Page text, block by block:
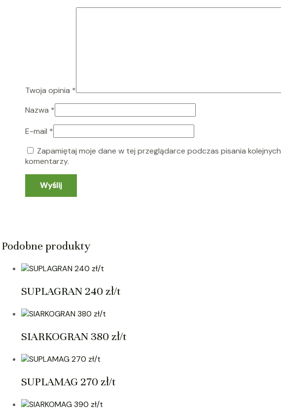
Twoja opinia *
Nazwa *
E-mail *
Zapamiętaj moje dane w tej przeglądarce podczas pisania kolejnych
komentarzy.
Podobne produkty
SUPLAGRAN 240 zł/t
SIARKOGRAN 380 zł/t
SUPLAMAG 270 zł/t